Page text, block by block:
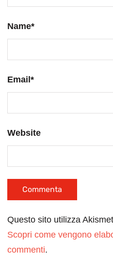
Name*
Email *
Website
Questo sito utilizza
Scopri come vengono
commenti.